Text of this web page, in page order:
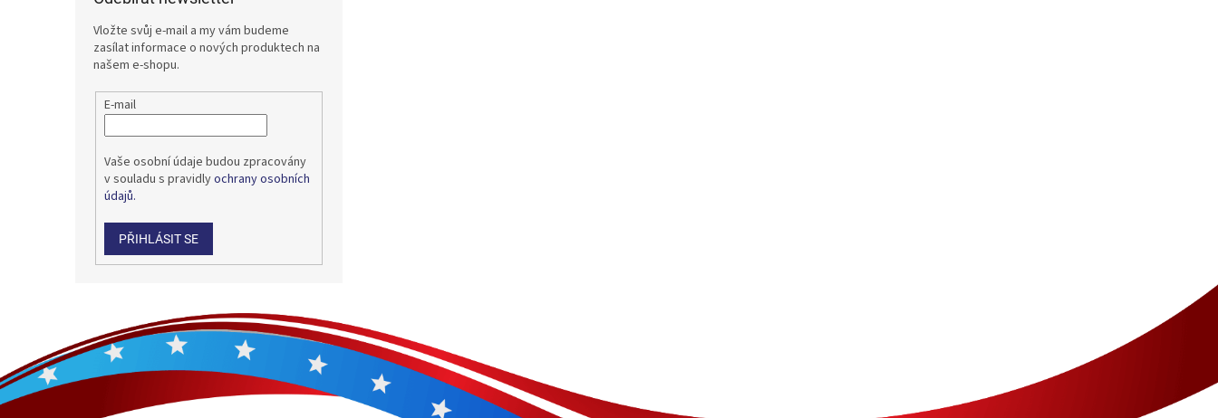
Vložte svůj e-mail a my vám budeme
zasílat informace o nových produktech na
našem e-shopu.
E-mail
Vaše osobní údaje budou zpracovány
v souladu s pravidlyochrany osobních
údajů.
PŘIHLÁSIT SE
t
í